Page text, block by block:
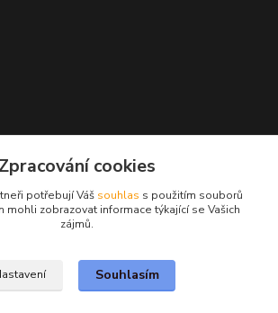
Zpracování cookies
potřebují Váš souhlas s použitím souborů
mohli zobrazovat informace týkající se Vašich
zájmů.
Souhlasím